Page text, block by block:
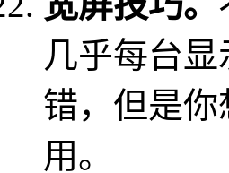
几乎每台
错，但是
用。